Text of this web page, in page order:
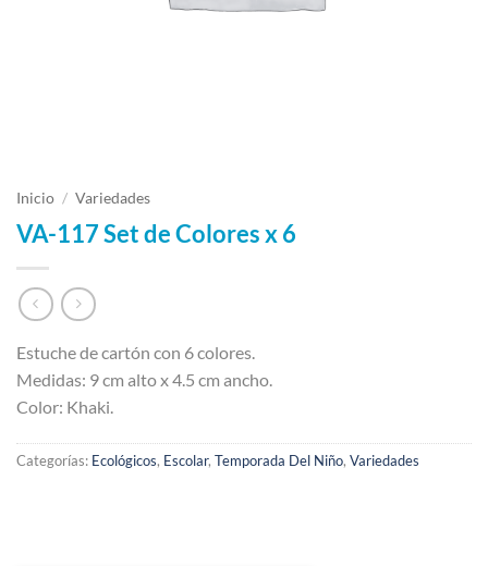
Inicio / Variedades
VA-117 Set de Colores x 6
Estuche de cartón con 6 colores.
Medidas: 9 cm alto x 4.5 cm ancho.
Color: Khaki.
Categorías: Ecológicos, Escolar, Temporada Del Niño, Variedades